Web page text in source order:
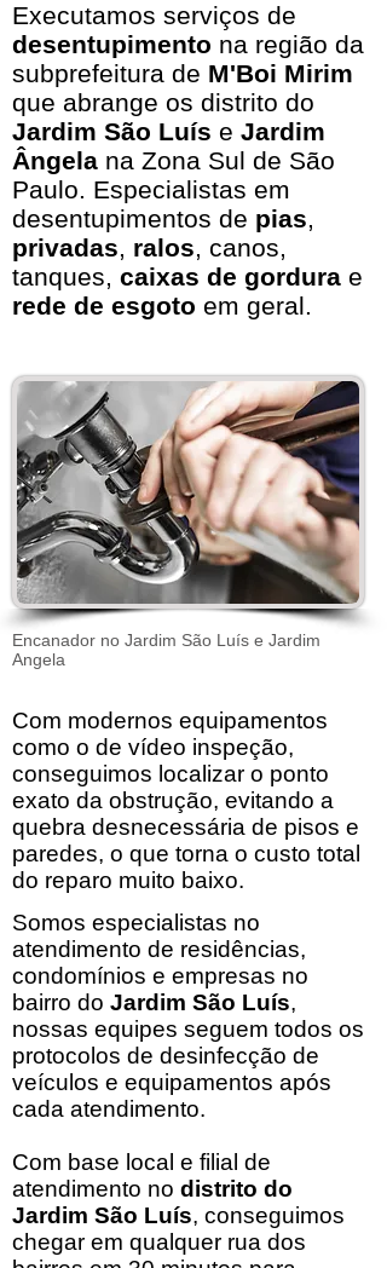
Executamos serviços de
desentupimento na região da
subprefeitura de M'Boi Mirim
que abrange os distrito do
Jardim São Luís e Jardim
Ângela na Zona Sul de São
Paulo. Especialistas em
desentupimentos de pias,
privadas, ralos, canos,
tanques, caixas de gordura e
rede de esgoto em geral.
Encanador no Jardim São Luís e Jardim
Angela
Com modernos equipamentos
como o de vídeo inspeção,
conseguimos localizar o ponto
exato da obstrução, evitando a
quebra desnecessária de pisos e
paredes, o que torna o custo total
do reparo muito baixo.
Somos especialistas no
atendimento de residências,
condomínios e empresas no
bairro do Jardim São Luís,
nossas equipes seguem todos os
protocolos de desinfecção de
veículos e equipamentos após
cada atendimento.
Com base local e filial de
atendimento no distrito do
Jardim São Luís, conseguimos
chegar em qualquer rua dos